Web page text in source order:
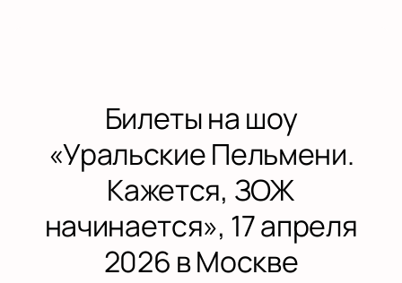
Билеты на шоу
«Уральские Пельмени.
Кажется, ЗОЖ
начинается», 17 апреля
2026 в Москве